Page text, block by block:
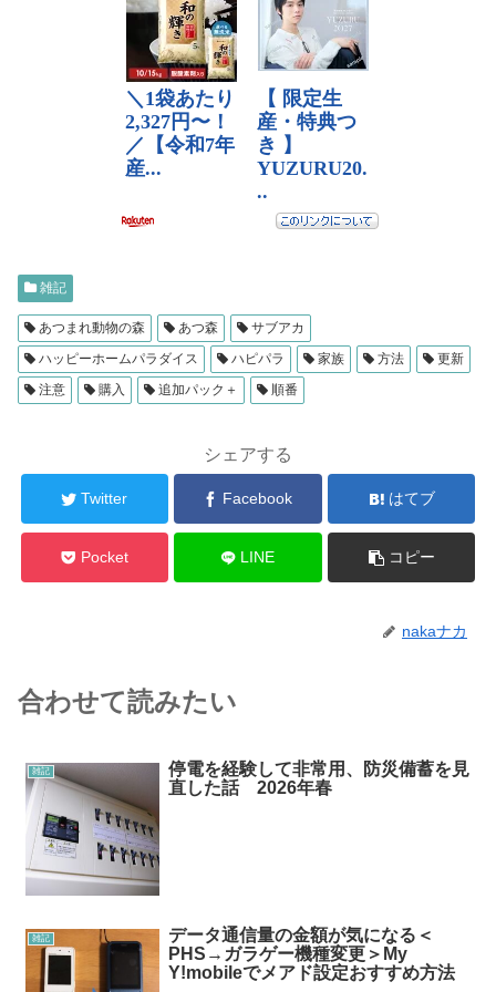
雑記
あつまれ動物の森 あつ森
サブアカ
ハッピーホームパラダイス
ハピパラ 家族 方法
更新
注意
購入 追加パック＋ 順番
シェアする
Twitter Facebook はてブ
Pocket LINE コピー
nakaナカ
合わせて読みたい
雑記
停電を経験して非常用、防災備蓄を見
直した話 2026年春
雑記
データ通信量の金額が気になる＜
PHS→ガラゲー機種変更＞My
Y!mobileでメアド設定おすすめ方法